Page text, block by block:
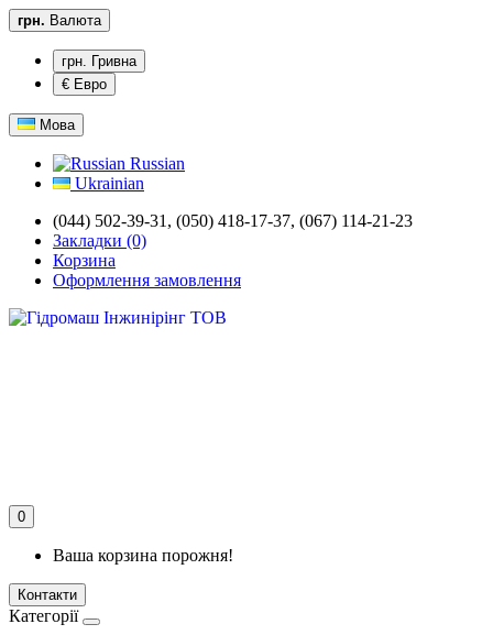
грн. Валюта
грн. Гривна
€ Евро
Мова
Russian
Ukrainian
(044) 502-39-31, (050) 418-17-37, (067) 114-21-23
Закладки (0)
Корзина
Оформлення замовлення
0
Ваша корзина порожня!
Контакти
Категорії